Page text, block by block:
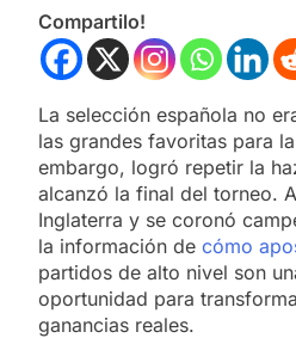
Compartilo!
La selección española no
las grandes favoritas para
embargo, logró repetir la
alcanzó la final del torneo.
Inglaterra y se coronó
la información de cómo
partidos de alto nivel son
oportunidad para
ganancias reales.